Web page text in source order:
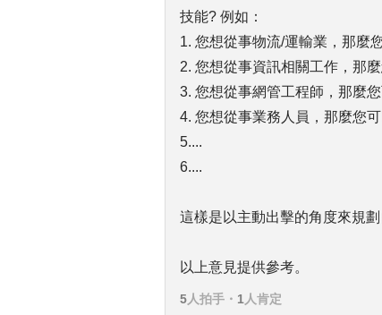
技能? 例如：
1. 您想從事物流/運輸業，那麼
2. 您想從事資訊相關工作，那
3. 您想從事網管工程師，那麼
4. 您想從事業務人員，那麼您
5....
6....
這樣是以主動出擊的角度來規
以上意見提供參考。
5人拍手 ・ 1 人肯定